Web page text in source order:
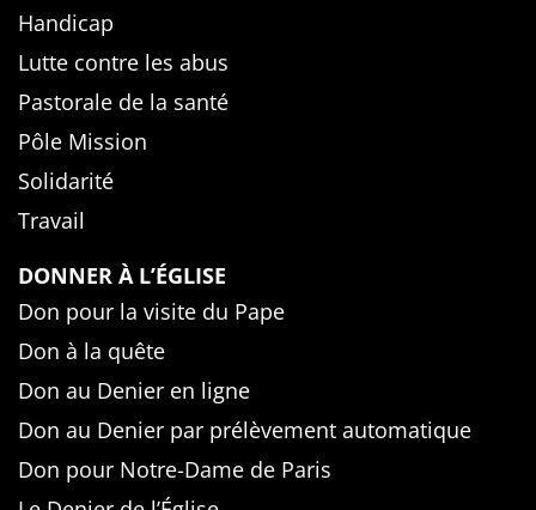
Handicap
Lutte contre les abus
Pastorale de la santé
Pôle Mission
Solidarité
Travail
DONNER À L’ÉGLISE
Don pour la visite du Pape
Don à la quête
Don au Denier en ligne
Don au Denier par prélèvement automatique
Don pour Notre-Dame de Paris